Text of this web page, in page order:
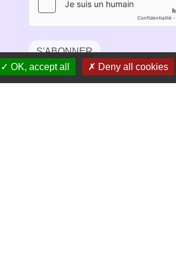
S'ABONNER
OK, accept all Deny all cookies